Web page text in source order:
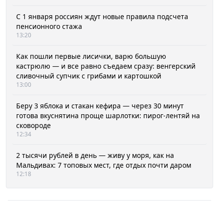
С 1 января россиян ждут новые правила подсчета
пенсионного стажа
13:20
Как пошли первые лисички, варю большую
кастрюлю — и все равно съедаем сразу: венгерский
сливочный супчик с грибами и картошкой
13:00
Беру 3 яблока и стакан кефира — через 30 минут
готова вкуснятина проще шарлотки: пирог-лентяй на
сковороде
12:34
2 тысячи рублей в день — живу у моря, как на
Мальдивах: 7 топовых мест, где отдых почти даром
12:18